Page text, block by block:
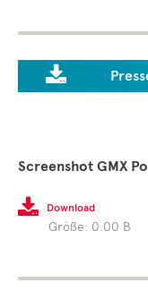

Screenshot GMX
 Download
Größe: 0.00 B